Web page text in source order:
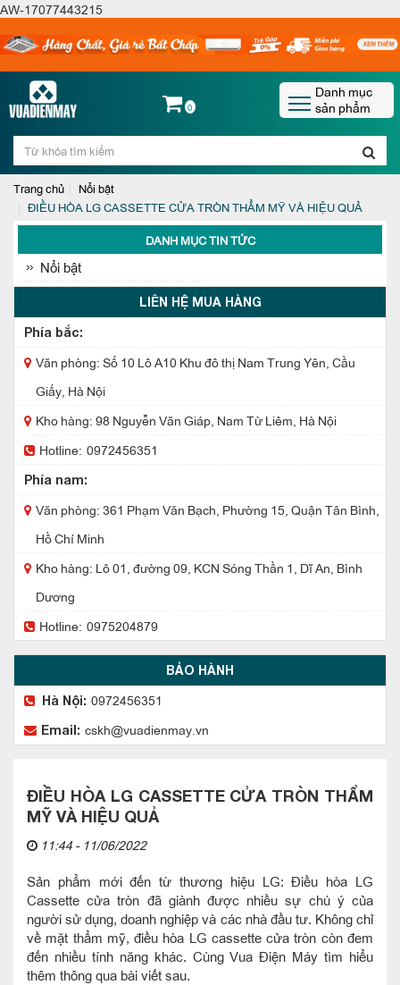
AW-17077443215
0
Danh mục
sản phẩm
Trang chủ
Nổi bật
ĐIỀU HÒA LG CASSETTE CỬA TRÒN THẨM MỸ VÀ HIỆU QUẢ
DANH MỤC TIN TỨC
Nổi bật
LIÊN HỆ MUA HÀNG
Phía bắc:
Văn phòng: Số 10 Lô A10 Khu đô thị Nam Trung Yên, Cầu
Giấy, Hà Nội
Kho hàng: 98 Nguyễn Văn Giáp, Nam Từ Liêm, Hà Nội
Hotline: 0972456351
Phía nam:
Văn phòng: 361 Phạm Văn Bạch, Phường 15, Quận Tân Bình,
Hồ Chí Minh
Kho hàng: Lô 01, đường 09, KCN Sóng Thần 1, Dĩ An, Bình
Dương
Hotline: 0975204879
BẢO HÀNH
Hà Nội: 0972456351
Email: cskh@vuadienmay.vn
ĐIỀU HÒA LG CASSETTE CỬA TRÒN THẨM
MỸ VÀ HIỆU QUẢ
11:44 - 11/06/2022
Sản phẩm mới đến từ thương hiệu LG: Điều hòa LG
Cassette cửa tròn đã giành được nhiều sự chú ý của
người sử dụng, doanh nghiệp và các nhà đầu tư. Không chỉ
về mặt thẩm mỹ, điều hòa LG cassette cửa tròn còn đem
đến nhiều tính năng khác. Cùng Vua Điện Máy tìm hiểu
thêm thông qua bài viết sau.